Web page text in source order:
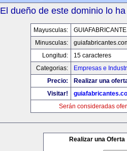
El dueño de este dominio lo
Mayusculas:
Minusculas:
Longitud:
15 caracteres
Categorias:
Empresas e
Precio:
Realizar una
Visitar!
Serán consideradas
Realizar una Oferta